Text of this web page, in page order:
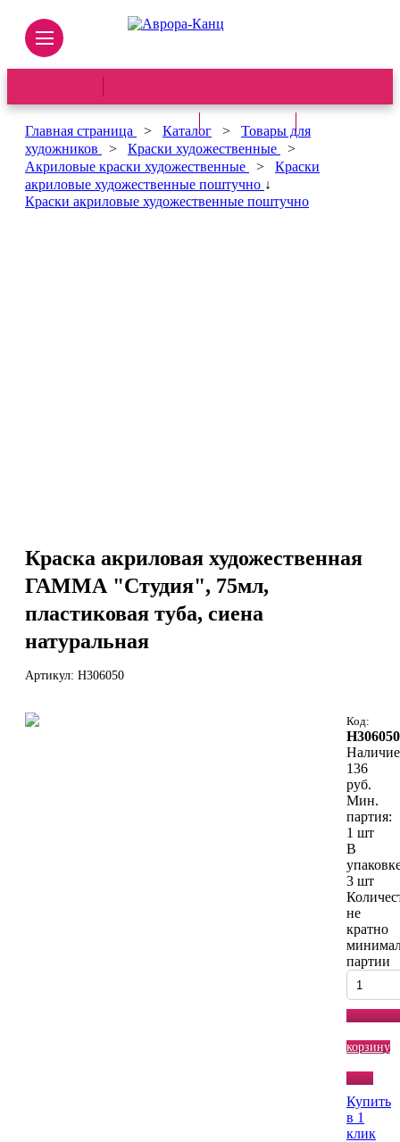
Главная страница > Каталог >
Товары для
художников
> Краски художественные
>
Акриловые краски художественные
>
Краски
акриловые художественные поштучно ↓
Краски акриловые художественные поштучно
Краска акриловая художественная
ГАММА "Студия", 75мл,
пластиковая туба, сиена
натуральная
Артикул: Н306050
Код:
Н306050
136
руб.
Мин.
партия:
1 шт
В
3 шт
не
кратно
партии
корзину
Купить
в 1
клик
В наличии Казань:
В наличии Казань:
В наличии Казань: